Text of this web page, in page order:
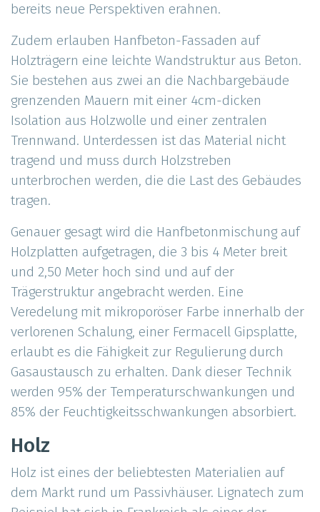
bereits neue Perspektiven erahnen.
Zudem erlauben Hanfbeton-Fassaden auf
Holzträgern eine leichte Wandstruktur aus Beton.
Sie bestehen aus zwei an die Nachbargebäude
grenzenden Mauern mit einer 4cm-dicken
Isolation aus Holzwolle und einer zentralen
Trennwand. Unterdessen ist das Material nicht
tragend und muss durch Holzstreben
unterbrochen werden, die die Last des Gebäudes
tragen.
Genauer gesagt wird die Hanfbetonmischung auf
Holzplatten aufgetragen, die 3 bis 4 Meter breit
und 2,50 Meter hoch sind und auf der
Trägerstruktur angebracht werden. Eine
Veredelung mit mikroporöser Farbe innerhalb der
verlorenen Schalung, einer Fermacell Gipsplatte,
erlaubt es die Fähigkeit zur Regulierung durch
Gasaustausch zu erhalten. Dank dieser Technik
werden 95% der Temperaturschwankungen und
85% der Feuchtigkeitsschwankungen absorbiert.
Holz
Holz ist eines der beliebtesten Materialien auf
dem Markt rund um Passivhäuser. Lignatech zum